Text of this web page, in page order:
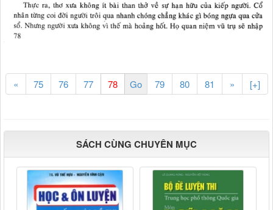
« 75 76 77 79 80 81 » [+]
SÁCH CÙNG CHUYÊN MỤC